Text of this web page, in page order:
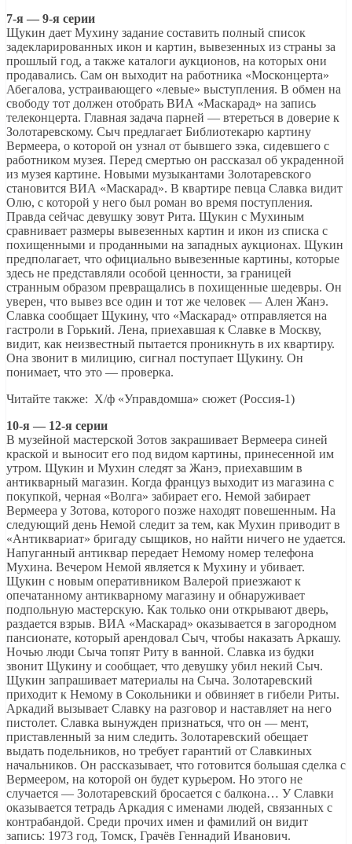
7-я — 9-я серии
Щукин дает Мухину задание составить полный список
задекларированных икон и картин, вывезенных из страны за
прошлый год, а также каталоги аукционов, на которых они
продавались. Сам он выходит на работника «Москонцерта»
Абегалова, устраивающего «левые» выступления. В обмен на
свободу тот должен отобрать ВИА «Маскарад» на запись
телеконцерта. Главная задача парней — втереться в доверие к
Золотаревскому. Сыч предлагает Библиотекарю картину
Вермеера, о которой он узнал от бывшего зэка, сидевшего с
работником музея. Перед смертью он рассказал об украденной
из музея картине. Новыми музыкантами Золотаревского
становится ВИА «Маскарад». В квартире певца Славка видит
Олю, с которой у него был роман во время поступления.
Правда сейчас девушку зовут Рита. Щукин с Мухиным
сравнивает размеры вывезенных картин и икон из списка с
похищенными и проданными на западных аукционах. Щукин
предполагает, что официально вывезенные картины, которые
здесь не представляли особой ценности, за границей
странным образом превращались в похищенные шедевры. Он
уверен, что вывез все один и тот же человек — Ален Жанэ.
Славка сообщает Щукину, что «Маскарад» отправляется на
гастроли в Горький. Лена, приехавшая к Славке в Москву,
видит, как неизвестный пытается проникнуть в их квартиру.
Она звонит в милицию, сигнал поступает Щукину. Он
понимает, что это — проверка.
Читайте также: Х/ф «Управдомша» сюжет (Россия-1)
10-я — 12-я серии
В музейной мастерской Зотов закрашивает Вермеера синей
краской и выносит его под видом картины, принесенной им
утром. Щукин и Мухин следят за Жанэ, приехавшим в
антикварный магазин. Когда француз выходит из магазина с
покупкой, черная «Волга» забирает его. Немой забирает
Вермеера у Зотова, которого позже находят повешенным. На
следующий день Немой следит за тем, как Мухин приводит в
«Антиквариат» бригаду сыщиков, но найти ничего не удается.
Напуганный антиквар передает Немому номер телефона
Мухина. Вечером Немой является к Мухину и убивает.
Щукин с новым оперативником Валерой приезжают к
опечатанному антикварному магазину и обнаруживает
подпольную мастерскую. Как только они открывают дверь,
раздается взрыв. ВИА «Маскарад» оказывается в загородном
пансионате, который арендовал Сыч, чтобы наказать Аркашу.
Ночью люди Сыча топят Риту в ванной. Славка из будки
звонит Щукину и сообщает, что девушку убил некий Сыч.
Щукин запрашивает материалы на Сыча. Золотаревский
приходит к Немому в Сокольники и обвиняет в гибели Риты.
Аркадий вызывает Славку на разговор и наставляет на него
пистолет. Славка вынужден признаться, что он — мент,
приставленный за ним следить. Золотаревский обещает
выдать подельников, но требует гарантий от Славкиных
начальников. Он рассказывает, что готовится большая сделка с
Вермеером, на которой он будет курьером. Но этого не
случается — Золотаревский бросается с балкона… У Славки
оказывается тетрадь Аркадия с именами людей, связанных с
контрабандой. Среди прочих имен и фамилий он видит
запись: 1973 год, Томск, Грачёв Геннадий Иванович.